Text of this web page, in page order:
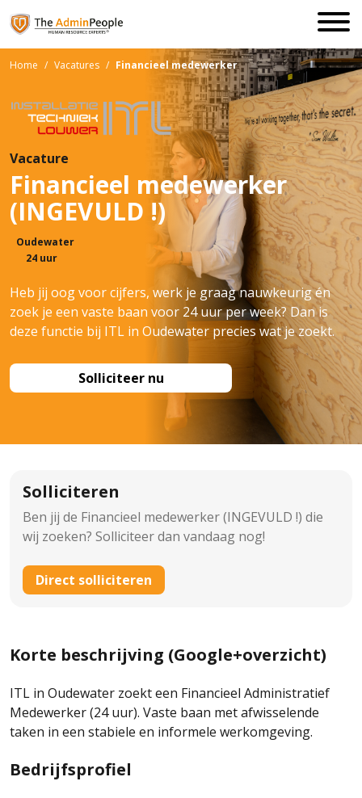
Home / Vacatures / Financieel medewerker
Vacature
Financieel medewerker
(INGEVULD !)
Oudewater
24 uur
Heb jij oog voor cijfers, werk je graag nauwkeurig én
zoek je een vaste baan voor 24 uur per week? Dan is
deze functie bij ITL in Oudewater precies wat je zoekt.
Solliciteer nu
Solliciteren
Ben jij de Financieel medewerker (INGEVULD !) die
wij zoeken? Solliciteer dan vandaag nog!
Direct solliciteren
Korte beschrijving (Google+overzicht)
ITL in Oudewater zoekt een Financieel Administratief
Medewerker (24 uur). Vaste baan met afwisselende
taken in een stabiele en informele werkomgeving.
Bedrijfsprofiel